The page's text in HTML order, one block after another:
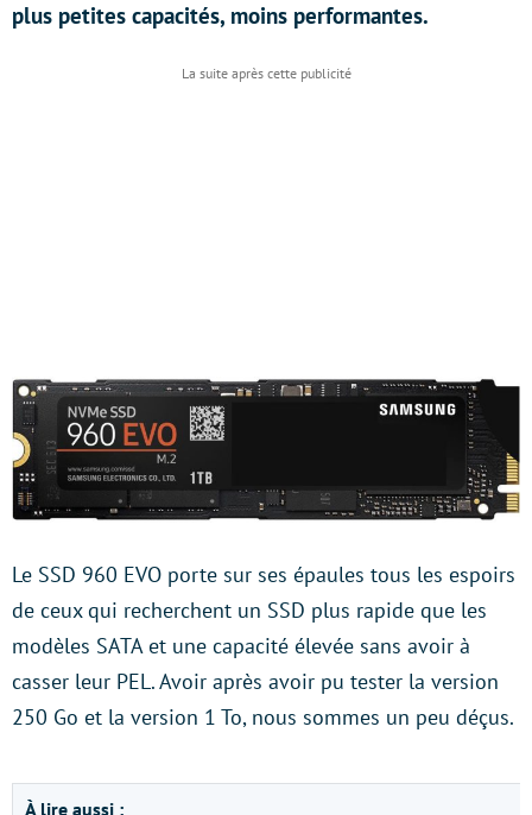
plus petites capacités, moins performantes.
Le SSD 960 EVO porte sur ses épaules tous les espoirs
de ceux qui recherchent un SSD plus rapide que les
modèles SATA et une capacité élevée sans avoir à
casser leur PEL. Avoir après avoir pu tester la version
250 Go et la version 1 To, nous sommes un peu déçus.
À lire aussi :